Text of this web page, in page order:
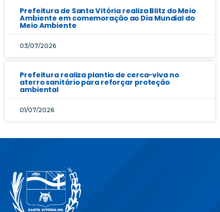
Prefeitura de Santa Vitória realiza Blitz do Meio
Ambiente em comemoração ao Dia Mundial do
Meio Ambiente
03/07/2026
Prefeitura realiza plantio de cerca-viva no
aterro sanitário para reforçar proteção
ambiental
01/07/2026